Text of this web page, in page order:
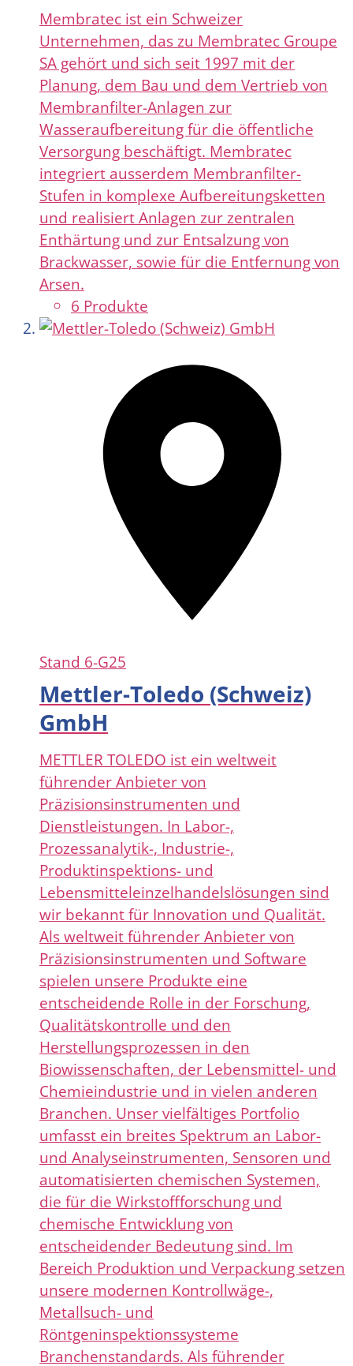
Membratec ist ein Schweizer
Unternehmen, das zu Membratec Groupe
SA gehört und sich seit 1997 mit der
Planung, dem Bau und dem Vertrieb von
Membranfilter-Anlagen zur
Wasseraufbereitung für die öffentliche
Versorgung beschäftigt. Membratec
integriert ausserdem Membranfilter-
Stufen in komplexe Aufbereitungsketten
und realisiert Anlagen zur zentralen
Enthärtung und zur Entsalzung von
Brackwasser, sowie für die Entfernung von
Arsen.
6 Produkte
Stand 6-G25
Mettler-Toledo (Schweiz)
GmbH
METTLER TOLEDO ist ein weltweit
führender Anbieter von
Präzisionsinstrumenten und
Dienstleistungen. In Labor-,
Prozessanalytik-, Industrie-,
Produktinspektions- und
Lebensmitteleinzelhandelslösungen sind
wir bekannt für Innovation und Qualität.
Als weltweit führender Anbieter von
Präzisionsinstrumenten und Software
spielen unsere Produkte eine
entscheidende Rolle in der Forschung,
Qualitätskontrolle und den
Herstellungsprozessen in den
Biowissenschaften, der Lebensmittel- und
Chemieindustrie und in vielen anderen
Branchen. Unser vielfältiges Portfolio
umfasst ein breites Spektrum an Labor-
und Analyseinstrumenten, Sensoren und
automatisierten chemischen Systemen,
die für die Wirkstoffforschung und
chemische Entwicklung von
entscheidender Bedeutung sind. Im
Bereich Produktion und Verpackung setzen
unsere modernen Kontrollwäge-,
Metallsuch- und
Röntgeninspektionssysteme
Branchenstandards. Als führender